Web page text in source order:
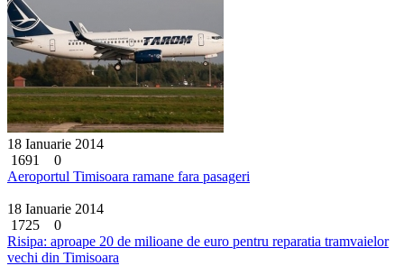
18 Ianuarie 2014
1691
0
Aeroportul Timisoara ramane fara pasageri
18 Ianuarie 2014
1725
0
Risipa: aproape 20 de milioane de euro pentru reparatia tramvaielor
vechi din Timisoara